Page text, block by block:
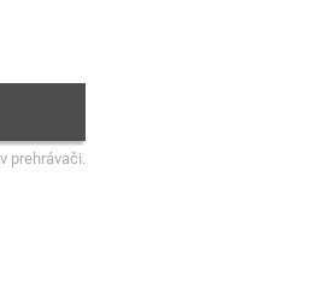
v prehrávači.